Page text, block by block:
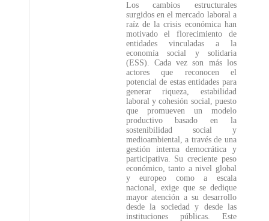
Los cambios estructurales
surgidos en el mercado laboral a
raíz de la crisis económica han
motivado el florecimiento de
entidades vinculadas a la
economía social y solidaria
(ESS). Cada vez son más los
actores que reconocen el
potencial de estas entidades para
generar riqueza, estabilidad
laboral y cohesión social, puesto
que promueven un modelo
productivo basado en la
sostenibilidad social y
medioambiental, a través de una
gestión interna democrática y
participativa. Su creciente peso
económico, tanto a nivel global
y europeo como a escala
nacional, exige que se dedique
mayor atención a su desarrollo
desde la sociedad y desde las
instituciones públicas. Este